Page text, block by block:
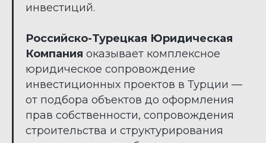
инвестиций.
Российско-Турецкая Юридическая
Компания оказывает комплексное
юридическое сопровождение
инвестиционных проектов в Турции —
от подбора объектов до оформления
прав собственности, сопровождения
строительства и структурирования